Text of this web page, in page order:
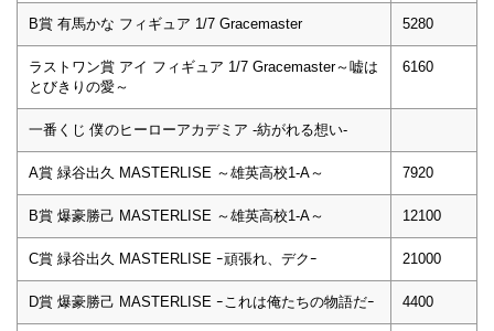
B賞 有馬かな フィギュア 1/7 Gracemaster 5280
ラストワン賞 アイ フィギュア 1/7 Gracemaster～嘘は
とびきりの愛～
6160
一番くじ 僕のヒーローアカデミア -紡がれる想い-
A賞 緑谷出久 MASTERLISE ～雄英高校1-A～ 7920
B賞 爆豪勝己 MASTERLISE ～雄英高校1-A～ 12100
C賞 緑谷出久 MASTERLISE ｰ頑張れ、デクｰ 21000
D賞 爆豪勝己 MASTERLISE ｰこれは俺たちの物語だｰ 4400